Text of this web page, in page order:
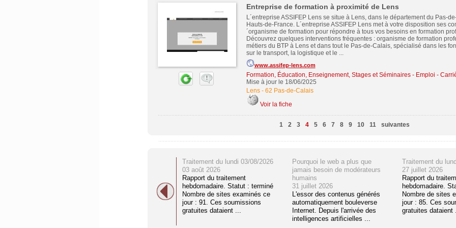
Entreprise de formation à proximité de Lens
L´entreprise ASSIFEP Lens se situe à Lens, dans le département du Pas-
Hauts-de-France. L´entreprise ASSIFEP Lens met à votre disposition ses
´organisme de formation pour répondre à tous vos besoins en formation
Découvrez quelques interventions fréquentes : organisme de formation
métiers du BTP à Lens et dans tout le Pas-de-Calais, spécialisé dans les
sur le transport, la logistique et le ...
www.assifep-lens.com
Formation, Éducation, Enseignement, Stages et Séminaires- Emploi -
Mise à jour le 18/06/2025
Lens- 62 Pas-de-Calais
Voir la fiche
1 2 3 4 5 6 7 8 9 10 11 suivantes
Traitement du lundi 03/08/2026
03 août 2026
Rapport du traitement
hebdomadaire. Statut : terminé
Nombre de sites examinés ce
jour : 91. Ces soumissions
gratuites dataient ...
Pourquoi le web a plus que
jamais besoin de modérateurs
humains
31 juillet 2026
L'essor des contenus générés
automatiquement bouleverse
Internet. Depuis l'arrivée des
intelligences artificielles ...
Traitement du
27 juillet 2026
Rapport du
hebdomadaire.
Nombre de sites
jour : 85. Ces
gratuites dataient